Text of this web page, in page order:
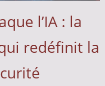
l’IA : la
redéfinit la